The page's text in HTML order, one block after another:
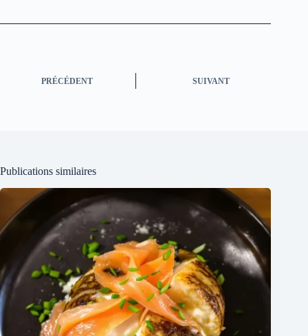
PRÉCÉDENT SUIVANT
Publications similaires